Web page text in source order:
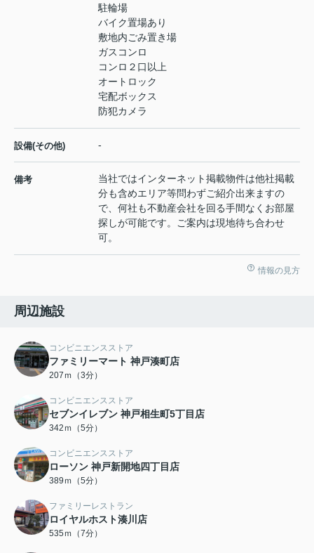
駐輪場
バイク置場あり
敷地内ごみ置き場
ガスコンロ
コンロ２口以上
オートロック
宅配ボックス
防犯カメラ
設備(その他) -
備考
当社ではインターネット掲載物件は他社掲載
分も含めエリア等問わずご紹介出来ますの
で、何社も不動産会社を回る手間なくお部屋
探しが可能です。ご案内は現地待ち合わせ
可。
情報の見方
周辺施設
コンビニエンスストア
ファミリーマート 神戸湊町店
207ｍ（3分）
コンビニエンスストア
セブンイレブン 神戸相生町5丁目店
342ｍ（5分）
コンビニエンスストア
ローソン 神戸新開地四丁目店
389ｍ（5分）
ファミリーレストラン
ロイヤルホスト湊川店
535ｍ（7分）